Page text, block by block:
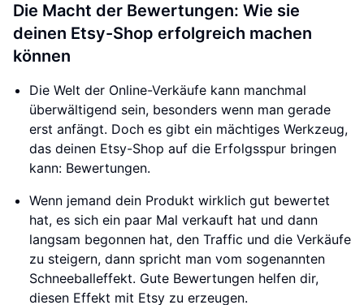
Die Macht der Bewertungen: Wie sie
deinen Etsy-Shop erfolgreich machen
können
Die Welt der Online-Verkäufe kann manchmal
überwältigend sein, besonders wenn man gerade
erst anfängt. Doch es gibt ein mächtiges Werkzeug,
das deinen Etsy-Shop auf die Erfolgsspur bringen
kann: Bewertungen.
Wenn jemand dein Produkt wirklich gut bewertet
hat, es sich ein paar Mal verkauft hat und dann
langsam begonnen hat, den Traffic und die Verkäufe
zu steigern, dann spricht man vom sogenannten
Schneeballeffekt. Gute Bewertungen helfen dir,
diesen Effekt mit Etsy zu erzeugen.